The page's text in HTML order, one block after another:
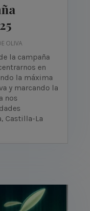
OLIVA
la campaña
en
la máxima
y marcando la
nos
Castilla-La